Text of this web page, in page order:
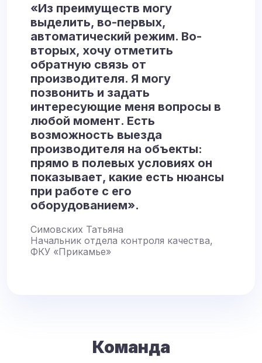
«Из преимуществ могу
выделить, во-первых,
автоматический режим. Во-
вторых, хочу отметить
обратную связь от
производителя. Я могу
позвонить и задать
интересующие меня вопросы в
любой момент. Есть
возможность выезда
производителя на объекты:
прямо в полевых условиях он
показывает, какие есть нюансы
при работе с его
оборудованием».
Симовских Татьяна
Начальник отдела контроля качества,
ФКУ «Прикамье»
Команда